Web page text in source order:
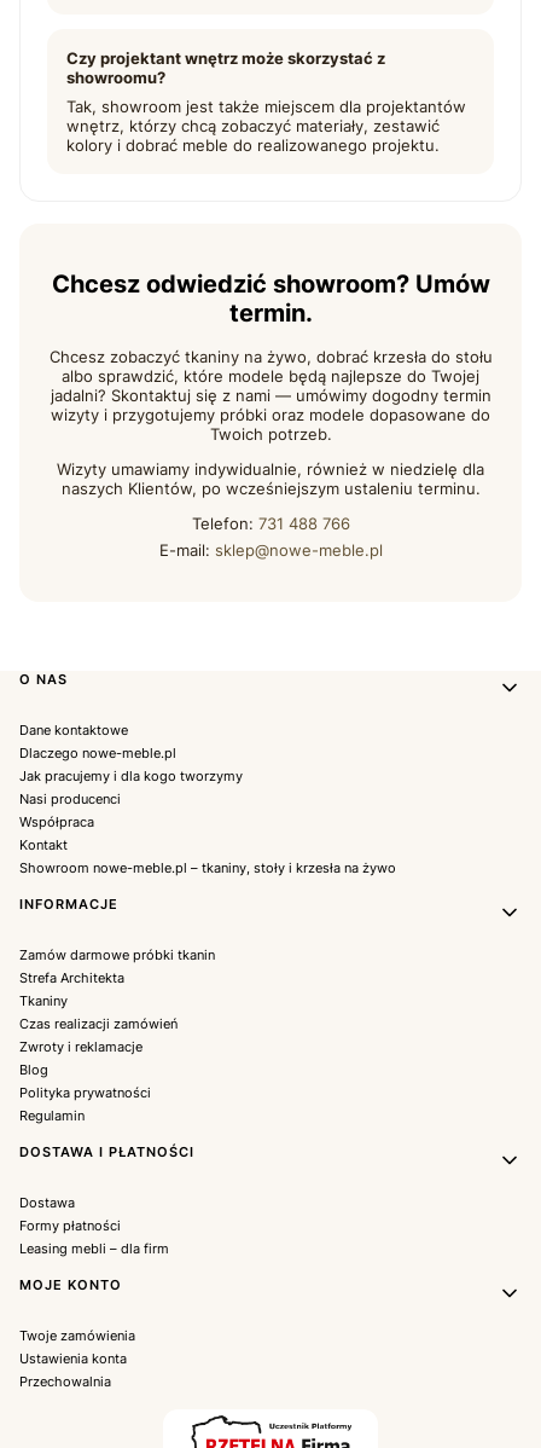
Czy projektant wnętrz może skorzystać z
showroomu?
Tak, showroom jest także miejscem dla projektantów
wnętrz, którzy chcą zobaczyć materiały, zestawić
kolory i dobrać meble do realizowanego projektu.
Chcesz odwiedzić showroom? Umów
termin.
Chcesz zobaczyć tkaniny na żywo, dobrać krzesła do stołu
albo sprawdzić, które modele będą najlepsze do Twojej
jadalni? Skontaktuj się z nami — umówimy dogodny termin
wizyty i przygotujemy próbki oraz modele dopasowane do
Twoich potrzeb.
Wizyty umawiamy indywidualnie, również w niedzielę dla
naszych Klientów, po wcześniejszym ustaleniu terminu.
Telefon: 731 488 766
E-mail: sklep@nowe-meble.pl
Linki w stopce
O NAS
Dane kontaktowe
Dlaczego nowe-meble.pl
Jak pracujemy i dla kogo tworzymy
Nasi producenci
Współpraca
Kontakt
Showroom nowe-meble.pl – tkaniny, stoły i krzesła na żywo
INFORMACJE
Zamów darmowe próbki tkanin
Strefa Architekta
Tkaniny
Czas realizacji zamówień
Zwroty i reklamacje
Blog
Polityka prywatności
Regulamin
DOSTAWA I PŁATNOŚCI
Dostawa
Formy płatności
Leasing mebli – dla firm
MOJE KONTO
Twoje zamówienia
Ustawienia konta
Przechowalnia